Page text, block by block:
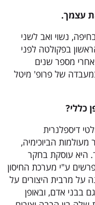
עצמך.
אנגלברג, בן 36, גר בחיפה, נשוי ואב לשני
בפקולטה לפני
אחרי מספר שנים
של פרופ' מיטל
כללי?
דיספלנרית
הביוכימיה,
היא עוסקת בחקר
ע"י מערכת החיסון
על מרבית היצורים על
בבני אדם, ובאופן